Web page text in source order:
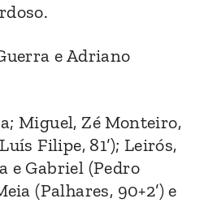
e Adriano
Miguel, Zé Monteiro,
Filipe, 81’); Leirós,
e Gabriel (Pedro
(Palhares, 90+2’) e